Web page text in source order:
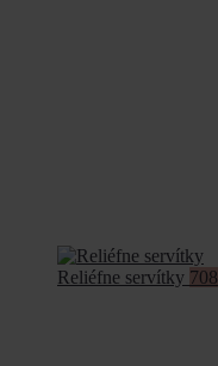
Reliéfne servítky 708